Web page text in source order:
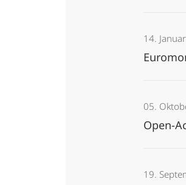
14.
05.
Open-
19.